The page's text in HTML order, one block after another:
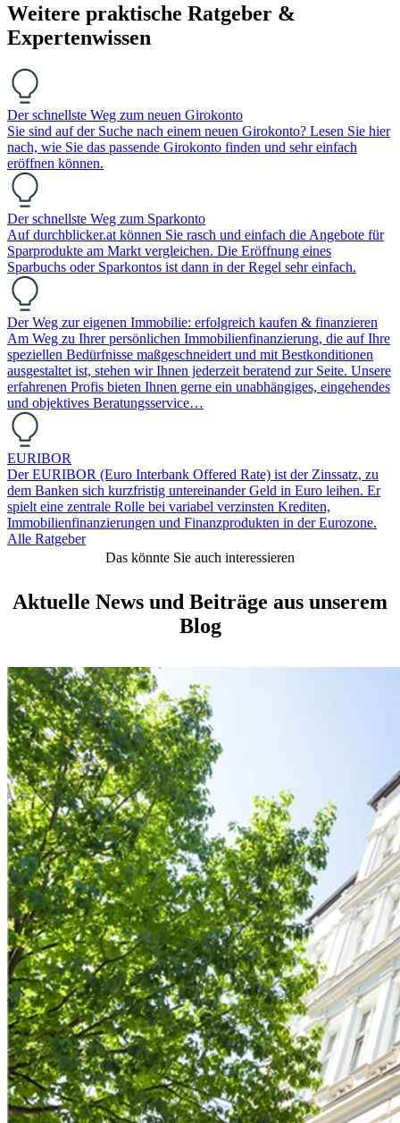
Weitere praktische Ratgeber &
Expertenwissen
Der schnellste Weg zum neuen Girokonto
Sie sind auf der Suche nach einem neuen Girokonto? Lesen Sie hier
nach, wie Sie das passende Girokonto finden und sehr einfach
eröffnen können.
Der schnellste Weg zum Sparkonto
Auf durchblicker.at können Sie rasch und einfach die Angebote für
Sparprodukte am Markt vergleichen. Die Eröffnung eines
Sparbuchs oder Sparkontos ist dann in der Regel sehr einfach.
Der Weg zur eigenen Immobilie: erfolgreich kaufen & finanzieren
Am Weg zu Ihrer persönlichen Immobilienfinanzierung, die auf Ihre
speziellen Bedürfnisse maßgeschneidert und mit Bestkonditionen
ausgestaltet ist, stehen wir Ihnen jederzeit beratend zur Seite. Unsere
erfahrenen Profis bieten Ihnen gerne ein unabhängiges, eingehendes
und objektives Beratungsservice…
EURIBOR
Der EURIBOR (Euro Interbank Offered Rate) ist der Zinssatz, zu
dem Banken sich kurzfristig untereinander Geld in Euro leihen. Er
spielt eine zentrale Rolle bei variabel verzinsten Krediten,
Immobilienfinanzierungen und Finanzprodukten in der Eurozone.
Alle Ratgeber
Das könnte Sie auch interessieren
Aktuelle News und Beiträge aus unserem
Blog